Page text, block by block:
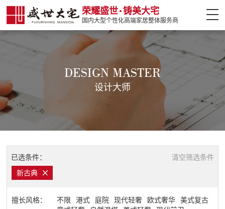
荣耀盛世 铸美大宅
国内大型个性化高端家居整体服务商
设计大师
全案设计
盛世软装
盛世精工
DESIGN MASTER
设计大师
已选条件：
清空筛选条件
新古典
擅长风格： 不限 港式 庭院 现代轻奢 欧式奢华
美式复古